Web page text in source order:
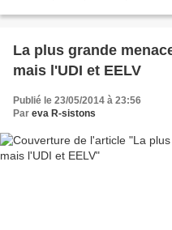
La plus grande
mais l'UDI et EELV
Publié le 23/05/2014 à 23:56
Par eva R-sistons